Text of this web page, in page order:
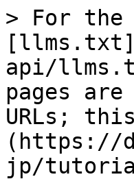
> For the
api/
pages
URLs;
(https://
jp/